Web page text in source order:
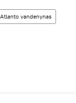
Atlanto vandenynas